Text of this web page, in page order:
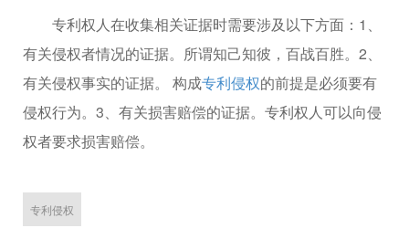
专利权人在收集相关证据时需要涉及以下方面：1、
有关侵权者情况的证据。所谓知己知彼，百战百胜。2、
有关侵权事实的证据。 构成专利侵权的前提是必须要有
侵权行为。3、有关损害赔偿的证据。专利权人可以向侵
权者要求损害赔偿。
专利侵权